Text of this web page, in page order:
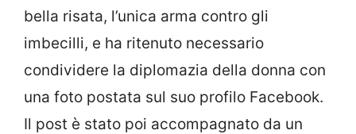
bella risata, l’unica arma contro gli
imbecilli, e ha ritenuto necessario
condividere la diplomazia della donna con
una foto postata sul suo profilo Facebook.
Il post è stato poi accompagnato da un